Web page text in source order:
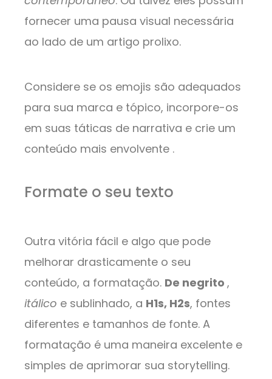
fornecer uma pausa visual necessária
ao lado de um artigo prolixo.
Considere se os emojis são adequados
para sua marca e tópico, incorpore-os
em suas táticas de narrativa e crie um
conteúdo mais envolvente .
Formate o seu texto
Outra vitória fácil e algo que pode
melhorar drasticamente o seu
conteúdo, a formatação. De negrito ,
itálico e sublinhado, a H1s, H2s, fontes
diferentes e tamanhos de fonte. A
formatação é uma maneira excelente e
simples de aprimorar sua storytelling.